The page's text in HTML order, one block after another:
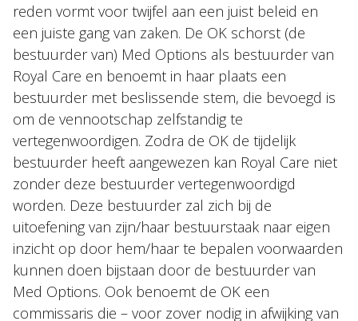
reden vormt voor twijfel aan een juist beleid en
een juiste gang van zaken. De OK schorst (de
bestuurder van) Med Options als bestuurder van
Royal Care en benoemt in haar plaats een
bestuurder met beslissende stem, die bevoegd is
om de vennootschap zelfstandig te
vertegenwoordigen. Zodra de OK de tijdelijk
bestuurder heeft aangewezen kan Royal Care niet
zonder deze bestuurder vertegenwoordigd
worden. Deze bestuurder zal zich bij de
uitoefening van zijn/haar bestuurstaak naar eigen
inzicht op door hem/haar te bepalen voorwaarden
kunnen doen bijstaan door de bestuurder van
Med Options. Ook benoemt de OK een
commissaris die – voor zover nodig in afwijking van